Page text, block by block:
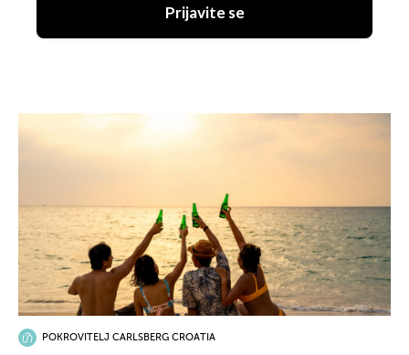
Prijavite se
POKROVITELJ CARLSBERG CROATIA